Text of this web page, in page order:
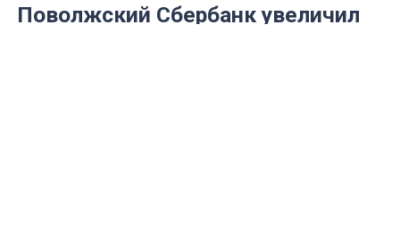
Поволжский Сбербанк увеличил